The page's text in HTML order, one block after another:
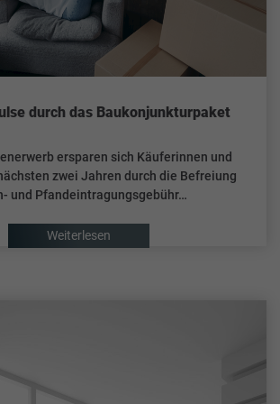
durch das Baukonjunkturpaket
ersparen sich Käuferinnen und
zwei Jahren durch die Befreiung
und Pfandeintragungsgebühr…
Weiterlesen